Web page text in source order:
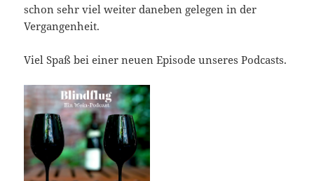
schon sehr viel weiter daneben gelegen in der
Vergangenheit.
Viel Spaß bei einer neuen Episode unseres Podcasts.